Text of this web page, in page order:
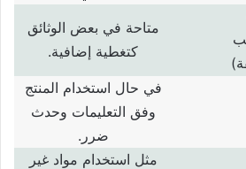
)
متاحة في بعض الوثائق
كتغطية إضافية.
في حال استخدام المنتج
وفق التعليمات وحدث
ضرر .
مثل استخدام مواد غير